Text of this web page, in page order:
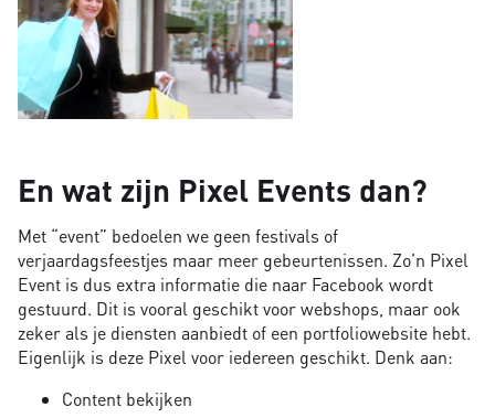
En wat zijn Pixel Events dan?
Met “event” bedoelen we geen festivals of
verjaardagsfeestjes maar meer gebeurtenissen. Zo’n Pixel
Event is dus extra informatie die naar Facebook wordt
gestuurd. Dit is vooral geschikt voor webshops, maar ook
zeker als je diensten aanbiedt of een portfoliowebsite hebt.
Eigenlijk is deze Pixel voor iedereen geschikt. Denk aan:
Content bekijken